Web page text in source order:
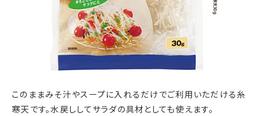
このままみそ汁やスープに入れるだけでご利用いただける糸
寒天です。水戻ししてサラダの具材としても使えます。